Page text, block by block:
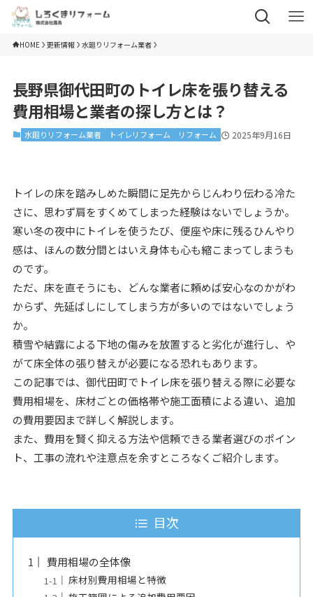
HOME 更新情報 水廻りリフォーム業者
長野県御代田町のトイレ床を張り替える
費用相場と業者の探し方とは？
水廻りリフォーム業者 トイレリフォーム リフォーム 2025年9月16日
トイレの床を踏みしめた瞬間に足先からじんわり伝わる冷た
さに、思わず肩をすくめてしまった経験はないでしょうか。
寒い冬の夜中にトイレを使うたび、便座や床に残るひんやり
感は、ほんの数分間とはいえ身体も心も縮こまってしまうも
のです。
ただ、床を直そうにも、どんな業者に頼めば安心なのかがわ
からず、先延ばしにしてしまう方が多いのではないでしょう
か。
積雪や結露による下地の傷みを放置すると劣化が進行し、や
がて床全体の張り替えが必要になる恐れもあります。
この記事では、御代田町でトイレ床を張り替える際に必要な
費用相場を、床材ごとの価格帯や施工面積による違い、追加
の費用要因まで詳しく解説します。
また、費用を賢く抑える方法や信頼できる業者選びのポイン
ト、工事の流れや注意点を余すところなくご紹介します。
目次
費用相場の全体像
床材別費用相場と特徴